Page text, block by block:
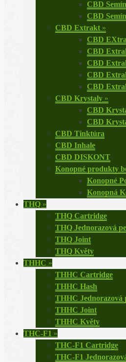
CBD
CBD
CBD Extrakt »
CBD
CBD
CBD
CBD
CBD
CBD Krystaly »
CBD
CBD
CBD Tinktúra
CBD Inhale
CBD DISKONT
Konopné produkty
Konopné
Konopná
THQ »
THQ Cartridge
THQ Jednorazová
THQ Joint
THQ Květy
THHC »
THHC Cartridge
THHC Hash
THHC Jednorazová
THHC Joint
THHC Květy
THC-F1 »
THC-F1 Cartridge
THC-F1